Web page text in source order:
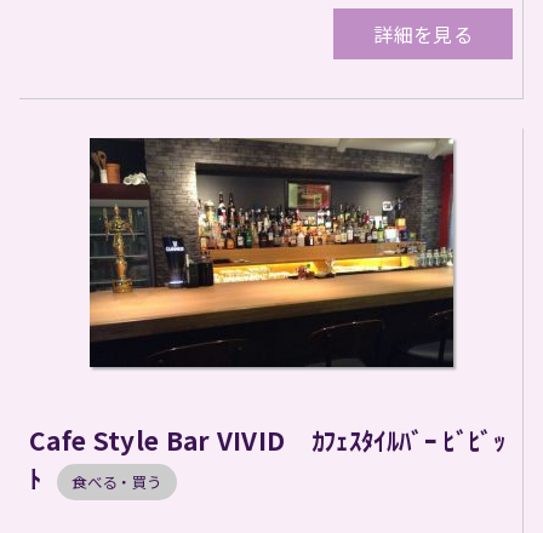
詳細を見る
Cafe Style Bar VIVID ｶﾌｪｽﾀｲﾙﾊﾞｰ ﾋﾞﾋﾞｯ
ﾄ
食べる・買う